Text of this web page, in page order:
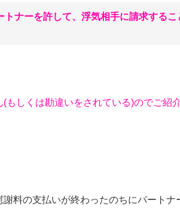
ナーを許して、浮気相手に請求するこ
もしくは勘違いをされている)のでご紹
料の支払いが終わったのちにパートナ